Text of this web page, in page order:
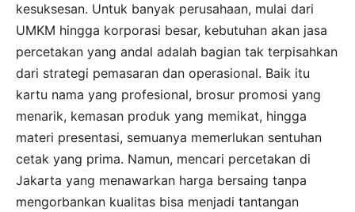
kesuksesan. Untuk banyak perusahaan, mulai dari
UMKM hingga korporasi besar, kebutuhan akan jasa
percetakan yang andal adalah bagian tak terpisahkan
dari strategi pemasaran dan operasional. Baik itu
kartu nama yang profesional, brosur promosi yang
menarik, kemasan produk yang memikat, hingga
materi presentasi, semuanya memerlukan sentuhan
cetak yang prima. Namun, mencari percetakan di
Jakarta yang menawarkan harga bersaing tanpa
mengorbankan kualitas bisa menjadi tantangan